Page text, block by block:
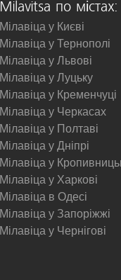
Milavitsa по містах:
Мілавіца у Києві
Мілавіца у Тернополі
Мілавіца у Львові
Мілавіца у Луцьку
Мілавіца у Кременчуці
Мілавіца у Черкасах
Мілавіца у Полтаві
Мілавіца у Дніпрі
Мілавіца у
Мілавіца у Харкові
Мілавіца в Одесі
Мілавіца у Запоріжжі
Мілавіца у Чернігові